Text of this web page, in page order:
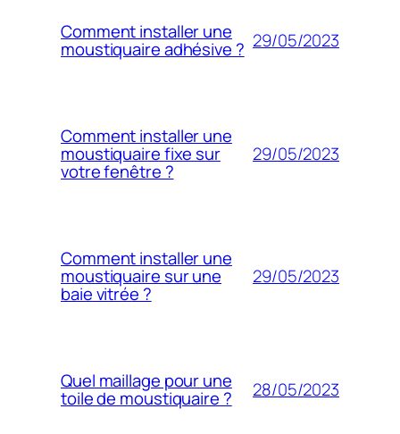
Comment installer une
moustiquaire adhésive ? 29/05/2023
Comment installer une
moustiquaire fixe sur
votre fenêtre ?
29/05/2023
Comment installer une
moustiquaire sur une
baie vitrée ?
29/05/2023
Quel maillage pour une
toile de moustiquaire ? 28/05/2023